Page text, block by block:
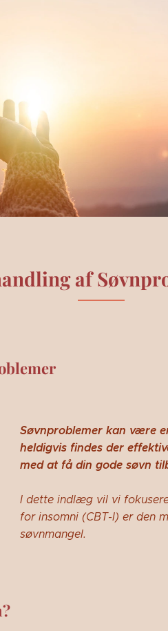
af
Søvnproblemer kan være
heldigvis findes der
med at få din gode søvn
I dette indlæg vil vi
for insomni (CBT-I) er den
søvnmangel.